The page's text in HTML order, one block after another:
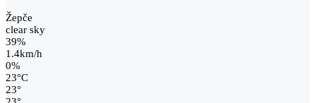
Žepče
clear sky
39%
1.4km/h
0%
23°C
23°